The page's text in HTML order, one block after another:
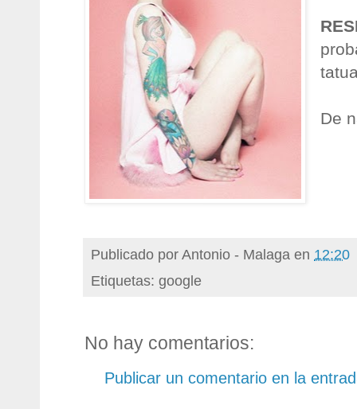
De
Publicado porAntonio - Malaga en 12:20
Etiquetas: google
No hay comentarios:
Publicar un comentario en la